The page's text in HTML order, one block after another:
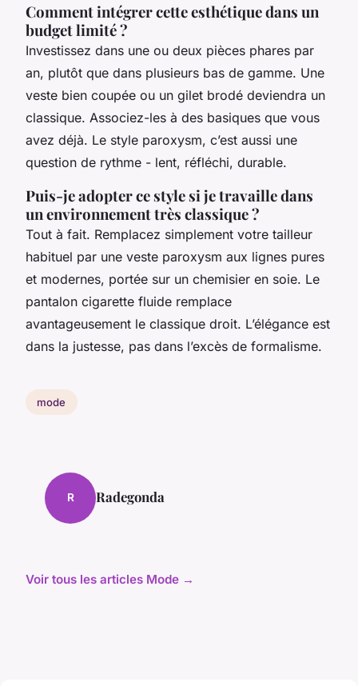
Comment intégrer cette esthétique dans un
budget limité ?
Investissez dans une ou deux pièces phares par
an, plutôt que dans plusieurs bas de gamme. Une
veste bien coupée ou un gilet brodé deviendra un
classique. Associez-les à des basiques que vous
avez déjà. Le style paroxysm, c’est aussi une
question de rythme - lent, réfléchi, durable.
Puis-je adopter ce style si je travaille dans
un environnement très classique ?
Tout à fait. Remplacez simplement votre tailleur
habituel par une veste paroxysm aux lignes pures
et modernes, portée sur un chemisier en soie. Le
pantalon cigarette fluide remplace
avantageusement le classique droit. L’élégance est
dans la justesse, pas dans l’excès de formalisme.
mode
R Radegonda
Voir tous les articles Mode →